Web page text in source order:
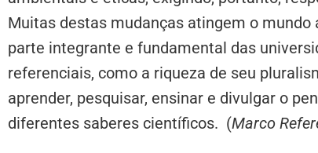
Muitas destas mudanças atingem o
parte integrante e fundamental das
referenciais, como a riqueza de seu
aprender, pesquisar, ensinar e divulgar o
diferentes saberes científicos. (Marco